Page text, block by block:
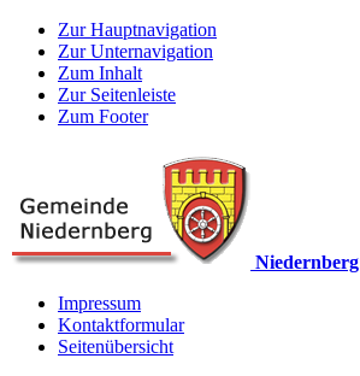
Zur Hauptnavigation
Zur Unternavigation
Zum Inhalt
Zur Seitenleiste
Zum Footer
Niedernberg
Impressum
Kontaktformular
Seitenübersicht